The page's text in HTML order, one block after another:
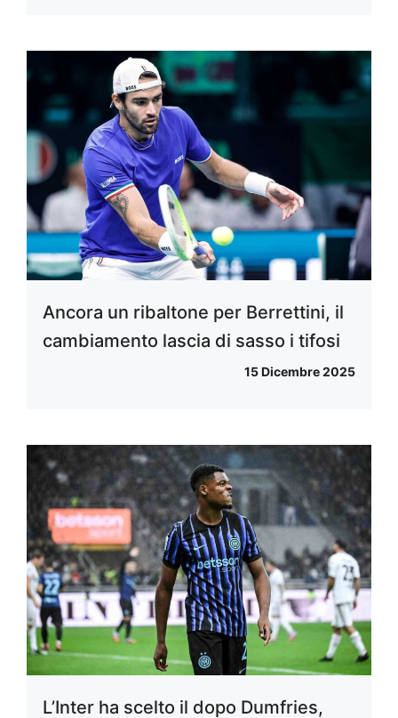
Ancora un ribaltone per Berrettini, il
cambiamento lascia di sasso i tifosi
15 Dicembre 2025
L’Inter ha scelto il dopo Dumfries,